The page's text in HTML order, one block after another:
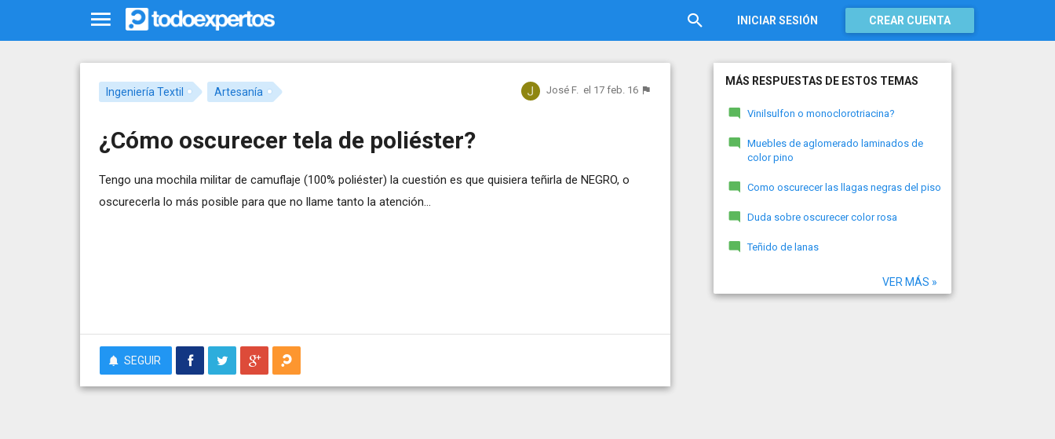
INICIAR SESIÓN CREAR CUENTA
Ingeniería Textil Artesanía José F. el 17 feb. 16
¿Cómo oscurecer tela de poliéster?
Tengo una mochila militar de camuflaje (100% poliéster) la cuestión es que quisiera teñirla de NEGRO, o
oscurecerla lo más posible para que no llame tanto la atención...
SEGUIR
MÁS RESPUESTAS DE ESTOS TEMAS
Vinilsulfon o monoclorotriacina?
Muebles de aglomerado laminados de
color pino
Como oscurecer las llagas negras del piso
Duda sobre oscurecer color rosa
Teñido de lanas
VER MÁS »